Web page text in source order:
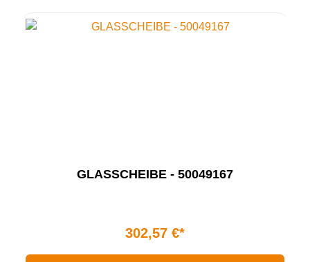
GLASSCHEIBE - 50049167
302,57 €*